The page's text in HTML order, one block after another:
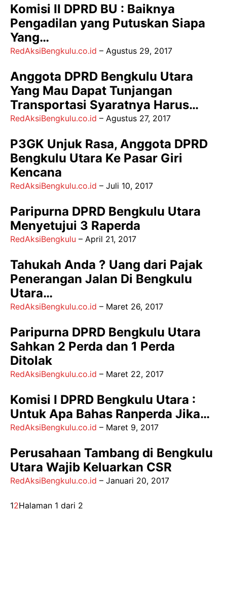
Komisi II DPRD BU : Baiknya
Pengadilan yang Putuskan Siapa
Yang…
RedAksiBengkulu.co.id – Agustus 29, 2017
Anggota DPRD Bengkulu Utara
Yang Mau Dapat Tunjangan
Transportasi Syaratnya Harus…
RedAksiBengkulu.co.id – Agustus 27, 2017
P3GK Unjuk Rasa, Anggota DPRD
Bengkulu Utara Ke Pasar Giri
Kencana
RedAksiBengkulu.co.id – Juli 10, 2017
Paripurna DPRD Bengkulu Utara
Menyetujui 3 Raperda
RedAksiBengkulu – April 21, 2017
Tahukah Anda ? Uang dari Pajak
Penerangan Jalan Di Bengkulu
Utara…
RedAksiBengkulu.co.id – Maret 26, 2017
Paripurna DPRD Bengkulu Utara
Sahkan 2 Perda dan 1 Perda
Ditolak
RedAksiBengkulu.co.id – Maret 22, 2017
Komisi I DPRD Bengkulu Utara :
Untuk Apa Bahas Ranperda Jika…
RedAksiBengkulu.co.id – Maret 9, 2017
Perusahaan Tambang di Bengkulu
Utara Wajib Keluarkan CSR
RedAksiBengkulu.co.id – Januari 20, 2017
12Halaman 1 dari 2